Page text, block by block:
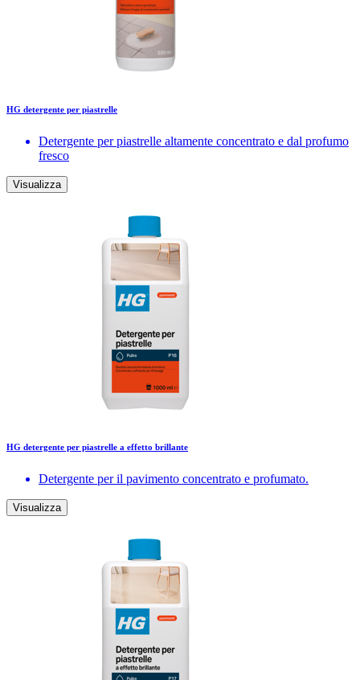
HG detergente per piastrelle
Detergente per piastrelle altamente concentrato e dal profumo
fresco
Visualizza
HG detergente per piastrelle a effetto brillante
Detergente per il pavimento concentrato e profumato.
Visualizza